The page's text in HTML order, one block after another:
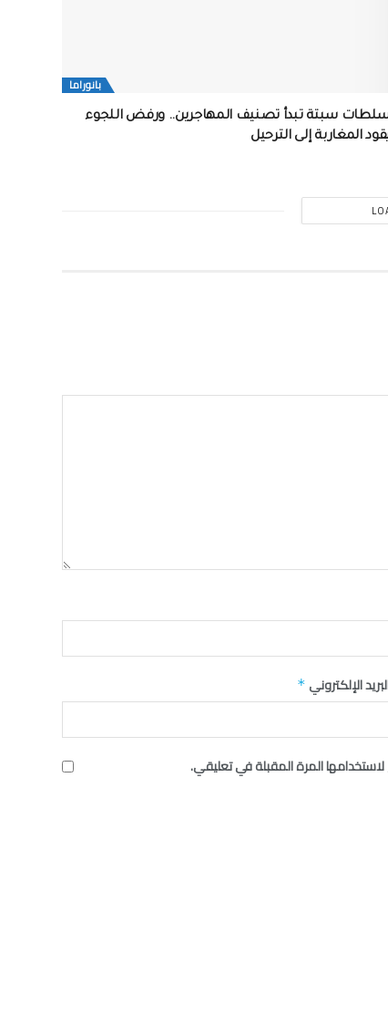
بانوراما
سبتة تبدأ تصنيف المهاجرين.. ورفض اللجوء
المغاربة إلى الترحيل
الإلكتروني *
المرة المقبلة في تعليقي.